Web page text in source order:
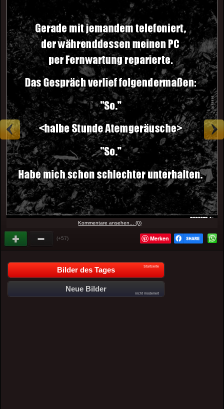
Kommentare ansehen... (0)
(+57) Merken
Bilder des Tages Startseite
Neue Bilder
nicht moderiert